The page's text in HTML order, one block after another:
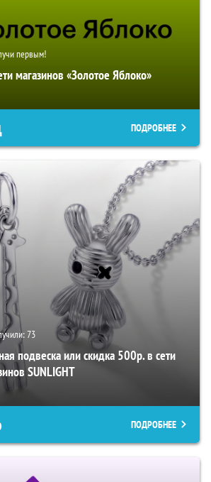
первым!
магазинов «Золотое Яблоко»
ПОДРОБНЕЕ
73
подвеска или скидка 500р. в сети
SUNLIGHT
ПОДРОБНЕЕ